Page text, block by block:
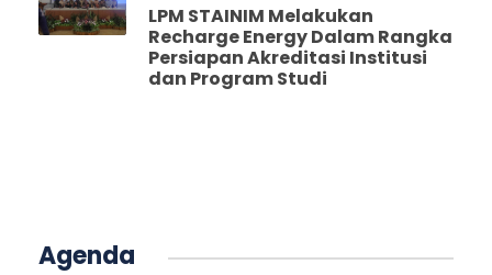
LPM STAINIM Melakukan
Recharge Energy Dalam Rangka
Persiapan Akreditasi Institusi
dan Program Studi
Agenda